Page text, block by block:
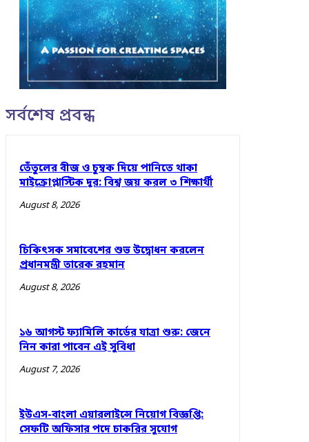
সর্বশেষ প্রবন্ধ
তেঁতুলের বীজ ও চুম্বক দিয়ে পানিতে থাকা
মাইক্রোপ্লাস্টিক দূর: বিশ্ব জয় করল ৩ শিক্ষার্থী
August 8, 2026
চিকিৎসক সমাবেশের শুভ উদ্বোধন করলেন
প্রধানমন্ত্রী তারেক রহমান
August 8, 2026
১৬ আগস্ট ফ্যামিলি কার্ডের যাত্রা শুরু: জেনে
নিন কারা পাবেন এই সুবিধা
August 7, 2026
ইউএস-বাংলা এয়ারলাইন্সে নিয়োগ বিজ্ঞপ্তি:
সেফটি অফিসার পদে চাকরির সুযোগ